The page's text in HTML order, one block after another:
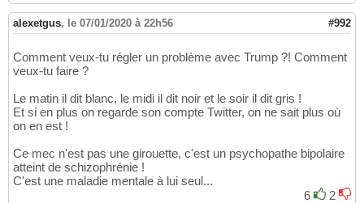
alexetgus, le 07/01/2020 à 22h56 #992
Comment veux-tu régler un problème avec Trump ?! Comment
veux-tu faire ?
Le matin il dit blanc, le midi il dit noir et le soir il dit gris !
Et si en plus on regarde son compte Twitter, on ne sait plus où
on en est !
Ce mec n'est pas une girouette, c'est un psychopathe bipolaire
atteint de schizophrénie !
C'est une maladie mentale à lui seul...
6
2